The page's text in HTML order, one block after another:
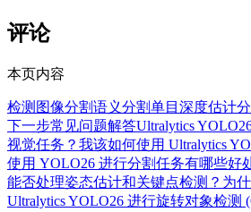
评论
本页内容
检测 图像分割语义分割单目深度估计
下一步常见问题解答Ultralytics
视觉任务？ 我该如何使用 Ultralytics
使用 YOLO26 进行分割任务有哪些好
能否处理姿态估计和关键点检测？ 为
Ultralytics YOLO26 进行旋转对象检测